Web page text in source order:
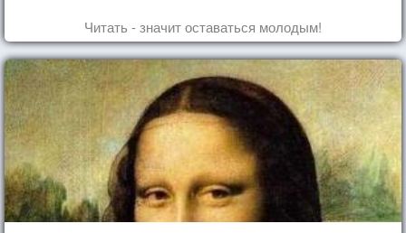
Читать - значит оставаться молодым!